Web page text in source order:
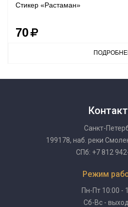
Стикер «Растаман»
70
Санкт-
199178, наб. реки
СПб: +7 812
Режим
Пн-Пт 10:00 -
Сб-Вс -